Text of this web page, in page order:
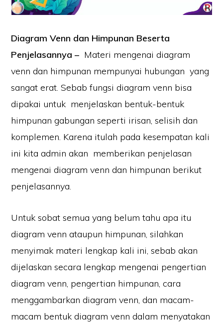
Diagram Venn dan Himpunan Beserta
Penjelasannya – Materi mengenai diagram
venn dan himpunan mempunyai hubungan yang
sangat erat. Sebab fungsi diagram venn bisa
dipakai untuk menjelaskan bentuk-bentuk
himpunan gabungan seperti irisan, selisih dan
komplemen. Karena itulah pada kesempatan kali
ini kita admin akan memberikan penjelasan
mengenai diagram venn dan himpunan berikut
penjelasannya.
Untuk sobat semua yang belum tahu apa itu
diagram venn ataupun himpunan, silahkan
menyimak materi lengkap kali ini, sebab akan
dijelaskan secara lengkap mengenai pengertian
diagram venn, pengertian himpunan, cara
menggambarkan diagram venn, dan macam-
macam bentuk diagram venn dalam menyatakan